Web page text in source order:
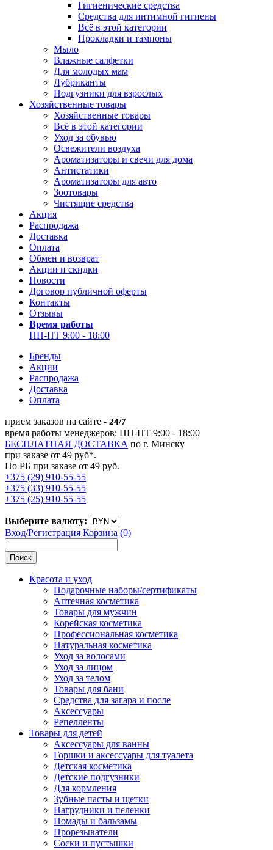
Гигиенические средства
Средства для интимной гигиены
Всё в этой категории
Прокладки и тампоны
Мыло
Влажные салфетки
Для молодых мам
Лубриканты
Подгузники для взрослых
Хозяйственные товары
Хозяйственные товары
Всё в этой категории
Уход за обувью
Освежители воздуха
Ароматизаторы и свечи для дома
Антистатики
Ароматизаторы для авто
Зоотовары
Чистящие средства
Акция
Распродажа
Доставка
Оплата
Обмен и возврат
Акции и скидки
Новости
Договор публичной оферты
Контакты
Отзывы
Время работы
ПН-ПТ 9:00 - 18:00
Бренды
Акции
Распродажа
Доставка
Оплата
прием заказов на сайте - 24/7
время работы менеджеров: ПН-ПТ 9:00 - 18:00
БЕСПЛАТНАЯ ДОСТАВКА по г. Минску
при заказе от 49 руб*.
По РБ при заказе от 49 руб.
+375 (29) 910-55-55
+375 (33) 910-55-55
+375 (25) 910-55-55
Выберите валюту:
Вход/Регистрация Корзина (0)
Поиск
Красота и уход
Подарочные наборы/сертификаты
Аптечная косметика
Товары для мужчин
Корейская косметика
Профессиональная косметика
Натуральная косметика
Уход за волосами
Уход за лицом
Уход за телом
Товары для бани
Средства для загара и после
Аксессуары
Репелленты
Товары для детей
Аксессуары для ванны
Горшки и аксессуары для туалета
Детская косметика
Детские подгузники
Для кормления
Зубные пасты и щетки
Нагрудники и пеленки
Помады и бальзамы
Прорезыватели
Соски и пустышки